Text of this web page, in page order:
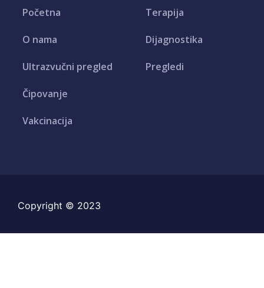
Početna
O nama
Ultrazvučni pregled
Čipovanje
Vakcinacija
Terapija
Dijagnostika
Pregledi
Copyright © 2023